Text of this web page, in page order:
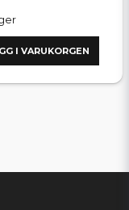
I VARUKORGEN